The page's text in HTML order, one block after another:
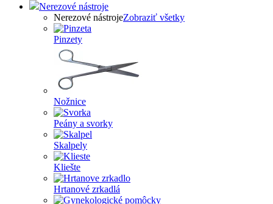
Nerezové nástroje
Nerezové nástrojeZobraziť všetky
Pinzety
Nožnice
Peány a svorky
Skalpely
Kliešte
Hrtanové zrkadlá